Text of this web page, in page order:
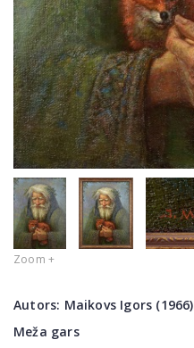
Zoom +
Autors: Maikovs Igors (1966)
Meža gars